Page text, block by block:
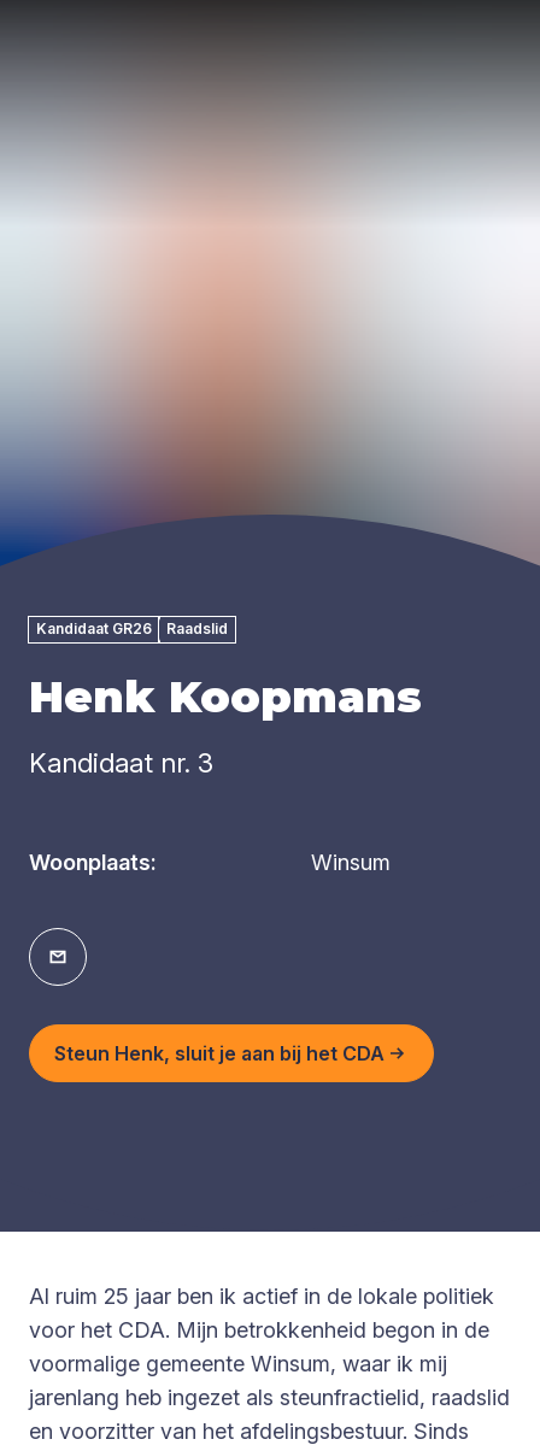
Kandidaat GR26 Raadslid
Henk Koopmans
Kandidaat nr. 3
Woonplaats: Winsum
Steun Henk, sluit je aan bij het CDA
Al ruim 25 jaar ben ik actief in de lokale politiek
voor het CDA. Mijn betrokkenheid begon in de
voormalige gemeente Winsum, waar ik mij
jarenlang heb ingezet als steunfractielid, raadslid
en voorzitter van het afdelingsbestuur. Sinds